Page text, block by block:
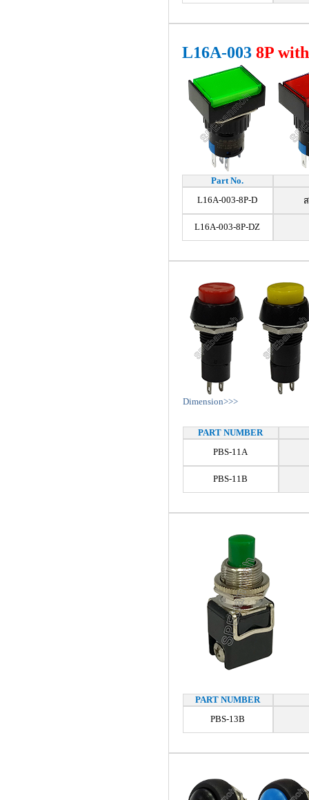
L16A-003 8P
Part No.
L16A-003-8P-D
L16A-003-8P-DZ
Dimension>>>
PART NUMBER
PBS-11A
PBS-11B
PART NUMBER
PBS-13B